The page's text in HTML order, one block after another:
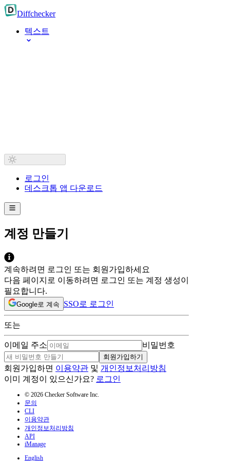
Diffchecker
텍스트
로그인
데스크톱 앱 다운로드
계정 만들기
계속하려면 로그인 또는 회원가입하세요
다음 페이지로 이동하려면 로그인 또는 계정 생성이
필요합니다.
Google로 계속 SSO로 로그인
또는
이메일 주소 비밀번호
회원가입하기
회원가입하면 이용약관 및 개인정보처리방침
이미 계정이 있으신가요? 로그인
© 2026 Checker Software Inc.
문의
CLI
이용약관
개인정보처리방침
API
iManage
English